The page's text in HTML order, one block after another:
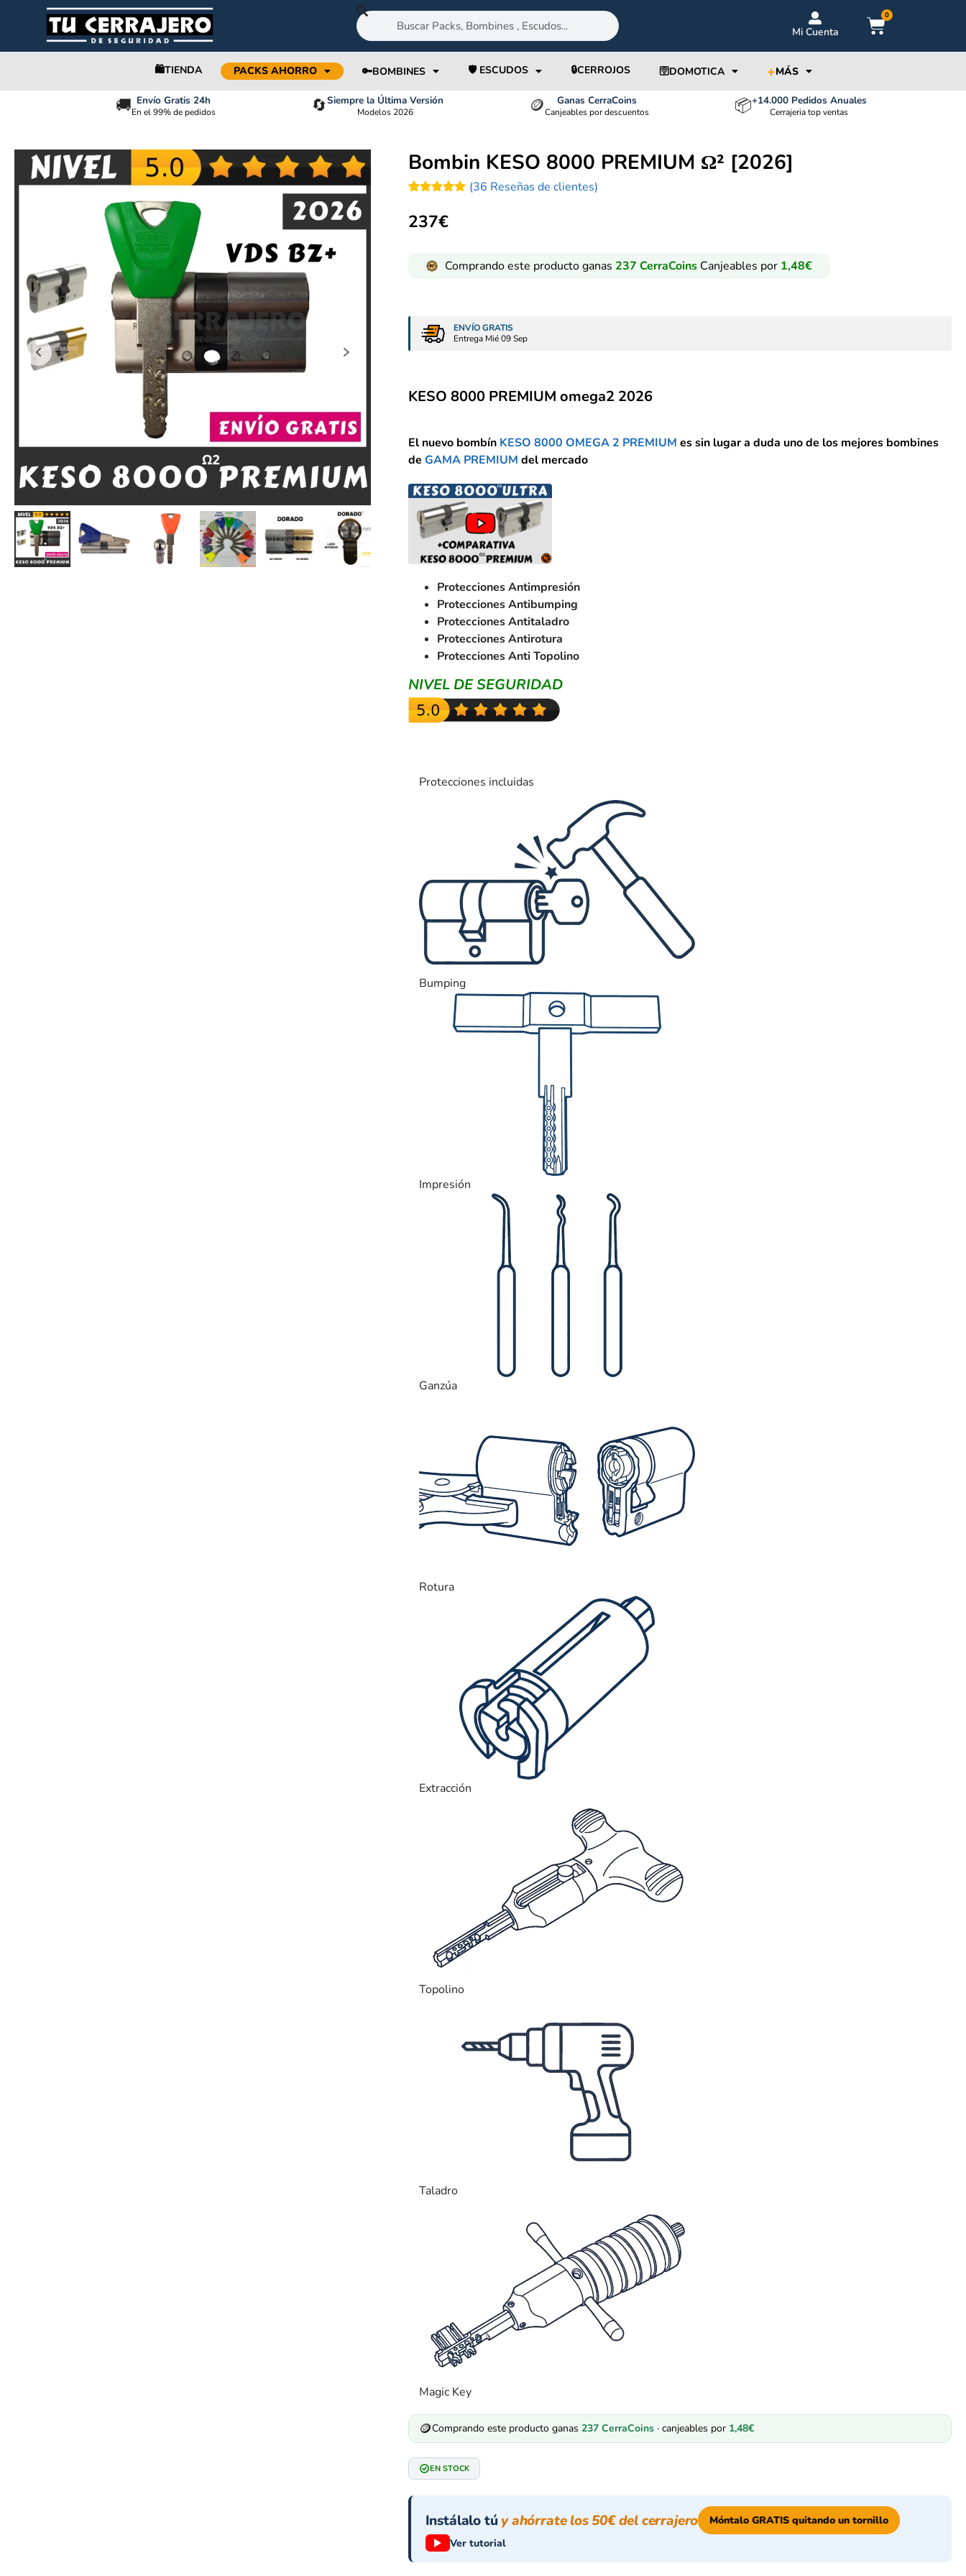
Mi Cuenta
0
🛍️TIENDA PACKS AHORRO 🔑BOMBINES 🛡️ ESCUDOS 🔒CERROJOS 🛜DOMOTICA +MÁS
🚚 Envío Gratis 24h
En el 99% de pedidos 🔄Siempre la Última Versión
Modelos 2026 🪙 Ganas CerraCoins
Canjeables por descuentos 📦+14.000 Pedidos Anuales
Cerrajeria top ventas
Bombin KESO 8000 PREMIUM Ω² [2026]
con5.00
de 5 en
(36 Reseñas de clientes)
237€
Comprando este producto ganas 237 CerraCoins Canjeables por 1,48€
ENVÍO GRATIS
Entrega Mié 09 Sep
KESO 8000 PREMIUM omega2 2026
El nuevo bombín KESO 8000 OMEGA 2 PREMIUM es sin lugar a duda uno de los mejores bombines
de GAMA PREMIUM del mercado
Protecciones Antimpresión
Protecciones Antibumping
Protecciones Antitaladro
Protecciones Antirotura
Protecciones Anti Topolino
NIVEL DE SEGURIDAD
Protecciones incluidas
Bumping
Impresión
Ganzúa
Rotura
Extracción
Topolino
Taladro
Magic Key
🪙Comprando este producto ganas 237CerraCoins· canjeables por 1,48€
EN STOCK
Instálalo tú y ahórrate los 50€ del cerrajero
Móntalo GRATIS quitando un tornillo
Ver tutorial